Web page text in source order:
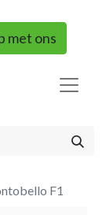
met ons
F1